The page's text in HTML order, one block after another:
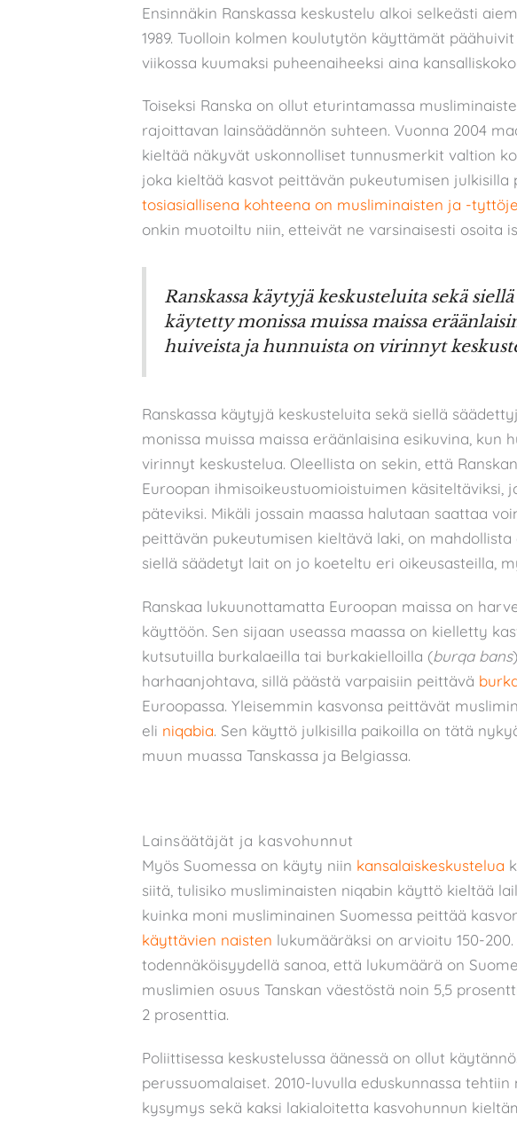
Ensinnäkin Ranskassa keskustelu alkoi selkeästi
1989. Tuolloin kolmen koulutytön käyttämät
viikossa kuumaksi puheenaiheeksi aina
Toiseksi Ranska on ollut eturintamassa
rajoittavan lainsäädännön suhteen. Vuonna 2004
kieltää näkyvät uskonnolliset tunnusmerkit valtion
joka kieltää kasvot peittävän pukeutumisen julkisilla
tosiasiallisena kohteena on musliminaisten ja -
onkin muotoiltu niin, etteivät ne varsinaisesti osoita
Ranskassa käytyjä keskusteluita sekä
käytetty monissa muissa maissa
huiveista ja hunnuista on virinnyt
Ranskassa käytyjä keskusteluita sekä siellä
monissa muissa maissa eräänlaisina esikuvina, kun
virinnyt keskustelua. Oleellista on sekin, että
Euroopan ihmisoikeustuomioistuimen käsiteltäviksi,
päteviksi. Mikäli jossain maassa halutaan saattaa
peittävän pukeutumisen kieltävä laki, on mahdollista
siellä säädetyt lait on jo koeteltu eri oikeusasteilla,
Ranskaa lukuunottamatta Euroopan maissa on
käyttöön. Sen sijaan useassa maassa on kielletty
kutsutuilla burkalaeilla tai burkakielloilla (burqa bans
harhaanjohtava, sillä päästä varpaisiin peittävä
Euroopassa. Yleisemmin kasvonsa peittävät
eli niqabia. Sen käyttö julkisilla paikoilla on tätä
muun muassa Tanskassa ja Belgiassa.
Lainsäätäjät ja kasvohunnut
Myös Suomessa on käyty niin kansalaiskeskustelua
siitä, tulisiko musliminaisten niqabin käyttö kieltää
kuinka moni musliminainen Suomessa peittää
käyttävien naisten lukumääräksi on arvioitu 150-
todennäköisyydellä sanoa, että lukumäärä on
muslimien osuus Tanskan väestöstä noin 5,5
2 prosenttia.
Poliittisessa keskustelussa äänessä on ollut
perussuomalaiset. 2010-luvulla eduskunnassa
kysymys sekä kaksi lakialoitetta kasvohunnun